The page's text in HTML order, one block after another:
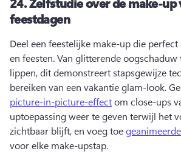
feestdagen
Deel een feestelijke make-up die
en feesten. Van glitterende
lippen, dit demonstreert stapsgewijze
bereiken van een vakantie glam-look.
picture-in-picture-effect om close-ups
uptoepassing weer te geven terwijl het
zichtbaar blijft, en voeg toe
voor elke make-upstap.